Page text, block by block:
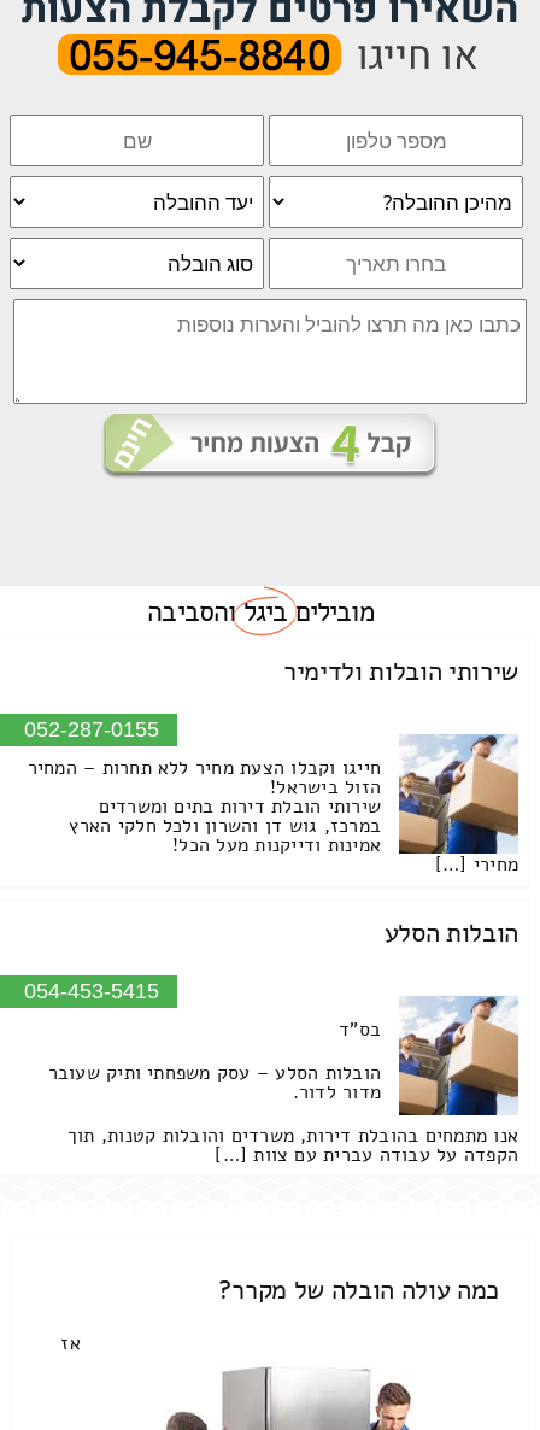
מוביליםביגלוהסביבה
שירותי הובלות ולדימיר
052-287-0155
חייגו וקבלו הצעת מחיר ללא תחרות – המחיר
הזול בישראל!
שירותי הובלת דירות בתים ומשרדים
במרכז, גוש דן והשרון ולכל חלקי הארץ
אמינות ודייקנות מעל הכל!
מחירי […]
הובלות הסלע
054-453-5415
בס"ד
הובלות הסלע – עסק משפחתי ותיק שעובר
מדור לדור.
אנו מתמחים בהובלת דירות, משרדים והובלות קטנות, תוך
הקפדה על עבודה עברית עם צוות […]
כמה עולה הובלה של מקרר?
אז